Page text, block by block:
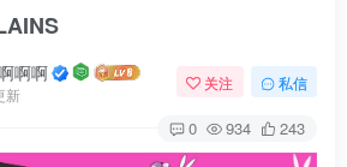
啊啊
新
关注 私信
0 934 243